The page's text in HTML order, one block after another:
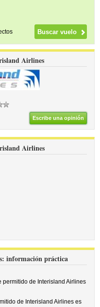
Airlines
Escribe una opinión
Airlines
información práctica
de Interisland Airlines
de Interisland Airlines es